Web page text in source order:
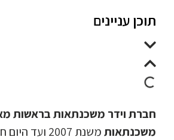
תוכן עניינים
חברת וידר משכנתאות בראשות
משכנתאות